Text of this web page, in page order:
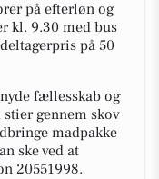
på efterløn og
kl. 9.30 med bus
på 50
fællesskab og
gennem skov
madpakke
ske ved at
20551998.